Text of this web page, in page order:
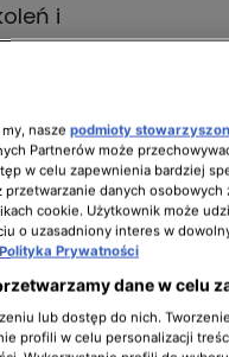
i
przyjechali na
Byli czołowi
lat, ale i
które trenując, już
zawodowcy. Na
precyzyjnej,
w korkach.
na drodze, a
poznać,
ruchy,
nasze podmioty
Partnerów może
w celu zapewnienia bardziej
danych osobowych
cookie. Użytkownik może
o uzasadniony interes w
Polityka Prywatności
dane w celu
lub dostęp do nich.
profili w celu personalizacji